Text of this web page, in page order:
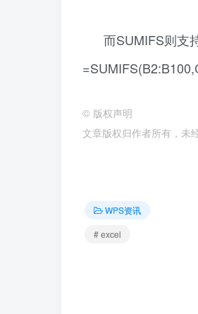
而SUMIFS则支
© 版权声明
文章版权归作者所有，未
WPS资讯
# excel